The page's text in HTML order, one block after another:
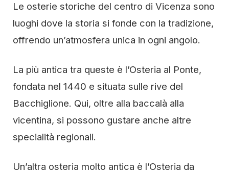
Le osterie storiche del centro di Vicenza sono
luoghi dove la storia si fonde con la tradizione,
offrendo un’atmosfera unica in ogni angolo.
La più antica tra queste è l’Osteria al Ponte,
fondata nel 1440 e situata sulle rive del
Bacchiglione. Qui, oltre alla baccalà alla
vicentina, si possono gustare anche altre
specialità regionali.
Un’altra osteria molto antica è l’Osteria da